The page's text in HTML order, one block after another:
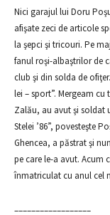
Nici garajul lui Doru
afişate zeci de articole
la şepci şi tricouri. Pe
fanul roşi-albaştrilor de
club şi din solda de
lei – sport”. Mergeam
Zalău, au avut şi soldat
Stelei ’86”, povesteşte
Ghencea, a păstrat şi
pe care le-a avut. Acum
înmatriculat cu anul cel
––––––––––––––––––